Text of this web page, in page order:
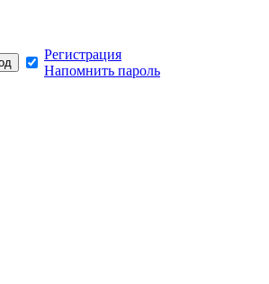
Регистрация
Напомнить пароль